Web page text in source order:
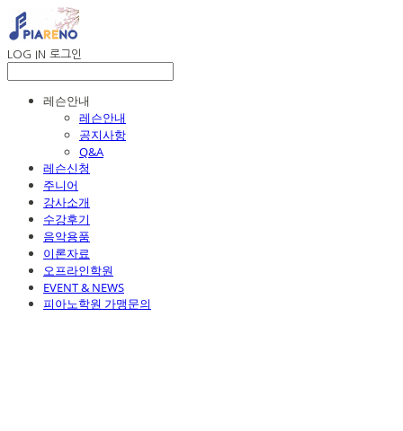
LOG IN 로그인
레슨안내
레슨안내
공지사항
Q&A
레슨신청
주니어
강사소개
수강후기
음악용품
이론자료
오프라인학원
EVENT & NEWS
피아노학원 가맹문의